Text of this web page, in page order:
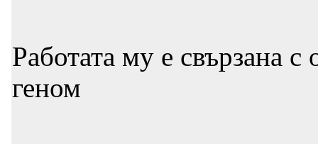
Работата му е свързана
геном